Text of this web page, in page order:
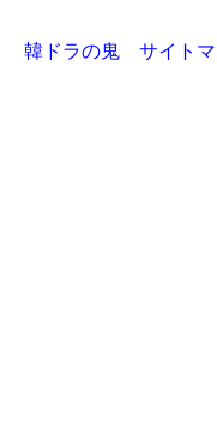
韓ドラの鬼 サイトマ